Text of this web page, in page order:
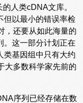
人类cDNA文库。
但以最小的错误率检
，还要从如此海量的
。这一部分计划正在
类基因组中只有大约
大多数科学家先前的
序列已经存储在数